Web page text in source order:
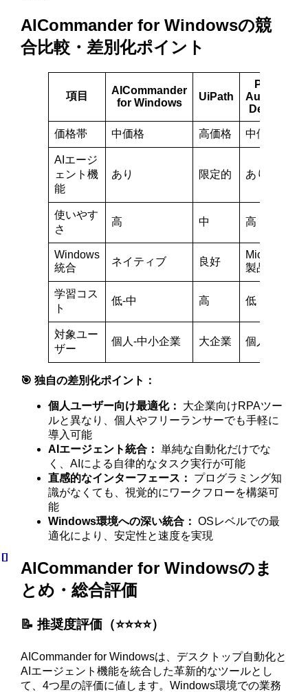
AICommander for Windowsの競
合比較・差別化ポイント
項目
AICommander
for Windows
UiPath
Power
Automate
Desktop
価格帯 中価格 高価格 中価格
AIエージ
ェント機
能
あり 限定的 あり
使いやす
さ
高 中 高
Windows
統合
ネイティブ 良好
Microsoft
製品
学習コス
ト
低-中 高 低
対象ユー
ザー
個人-中小企業 大企業 個人-企業
🎯 独自の差別化ポイント：
個人ユーザー向け最適化：
大企業向けRPAツー
ルと異なり、個人やフリーランサーでも手軽に
導入可能
AIエージェント統合： 単純な自動化だけでな
く、AIによる自律的なタスク実行が可能
直感的なインターフェース：
プログラミング知
識がなくても、視覚的にワークフローを構築可
能
Windows環境への深い統合： OSレベルでの最
適化により、安定性と速度を実現
AICommander for Windowsのま
とめ・総合評価
📝 推奨度評価（⭐️⭐️⭐️⭐️）
AICommander for Windowsは、デスクトップ自動化と
AIエージェント機能を統合した革新的なツールとし
て、4つ星の評価に値します。Windows環境での業務